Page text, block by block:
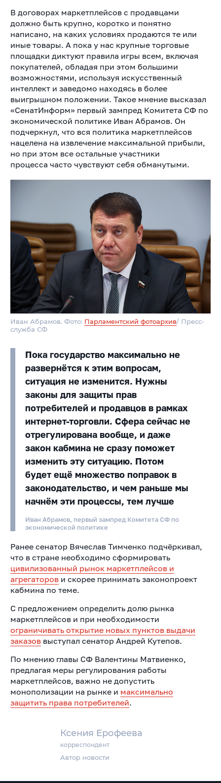
Ксения Ерофеева
корреспондент
Автор новости
В договорах маркетплейсов с продавцами
должно быть крупно, коротко и понятно
написано, на каких условиях продаются те или
иные товары. А пока у нас крупные торговые
площадки диктуют правила игры всем, включая
покупателей, обладая при этом большими
возможностями, используя искусственный
интеллект и заведомо находясь в более
выигрышном положении. Такое мнение высказал
«СенатИнформ» первый зампред Комитета СФ по
экономической политике Иван Абрамов. Он
подчеркнул, что вся политика маркетплейсов
нацелена на извлечение максимальной прибыли,
но при этом все остальные участники
процесса часто чувствуют себя обманутыми.
Иван Абрамов. Фото: Парламентский фотоархив/ Пресс-
служба СФ
Пока государство максимально не
развернётся к этим вопросам,
ситуация не изменится. Нужны
законы для защиты прав
потребителей и продавцов в рамках
интернет-торговли. Сфера сейчас не
отрегулирована вообще, и даже
закон кабмина не сразу поможет
изменить эту ситуацию. Потом
будет ещё множество поправок в
законодательство, и чем раньше мы
начнём эти процессы, тем лучше
Иван Абрамов, первый зампред Комитета СФ по
экономической политике
Ранее сенатор Вячеслав Тимченко подчёркивал,
что в стране необходимо сформировать
цивилизованный рынок маркетплейсов и
агрегаторови скорее принимать законопроект
кабмина по теме.
С предложением определить долю рынка
маркетплейсов и при необходимости
ограничивать открытие новых пунктов выдачи
заказоввыступал сенатор Андрей Кутепов.
По мнению главы СФ Валентины Матвиенко,
предлагая меры регулирования работы
маркетплейсов, важно не допустить
монополизации на рынке и максимально
защитить права потребителей.